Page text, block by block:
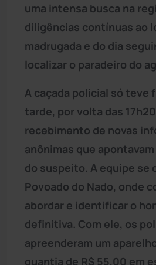
uma intensa busca na
diligências contínuas ao
madrugada e do dia
localizar o paradeiro do
A caçada policial só teve
tarde, por volta das
recebimento de novas
anônimas que
do suspeito. A equipe se
Povoado do Nado, onde
abordar e identificar o
definitiva. Com ele, os
apreenderam um
quantia de R$ 55,00 em